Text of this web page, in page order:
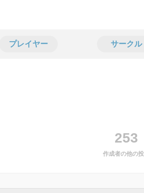
プレイヤー サークル
253
作成者の他の